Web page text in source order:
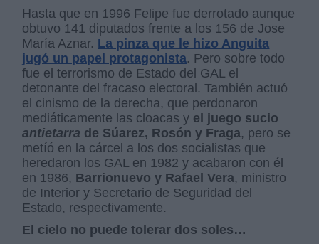
Hasta que en 1996 Felipe fue derrotado aunque
obtuvo 141 diputados frente a los 156 de Jose
María Aznar. La pinza que le hizo Anguita
jugó un papel protagonista. Pero sobre todo
fue el terrorismo de Estado del GAL el
detonante del fracaso electoral. También actuó
el cinismo de la derecha, que perdonaron
mediáticamente las cloacas y el juego sucio
antietarra de Súarez, Rosón y Fraga, pero se
metíó en la cárcel a los dos socialistas que
heredaron los GAL en 1982 y acabaron con él
en 1986, Barrionuevo y Rafael Vera, ministro
de Interior y Secretario de Seguridad del
Estado, respectivamente.
El cielo no puede tolerar dos soles…